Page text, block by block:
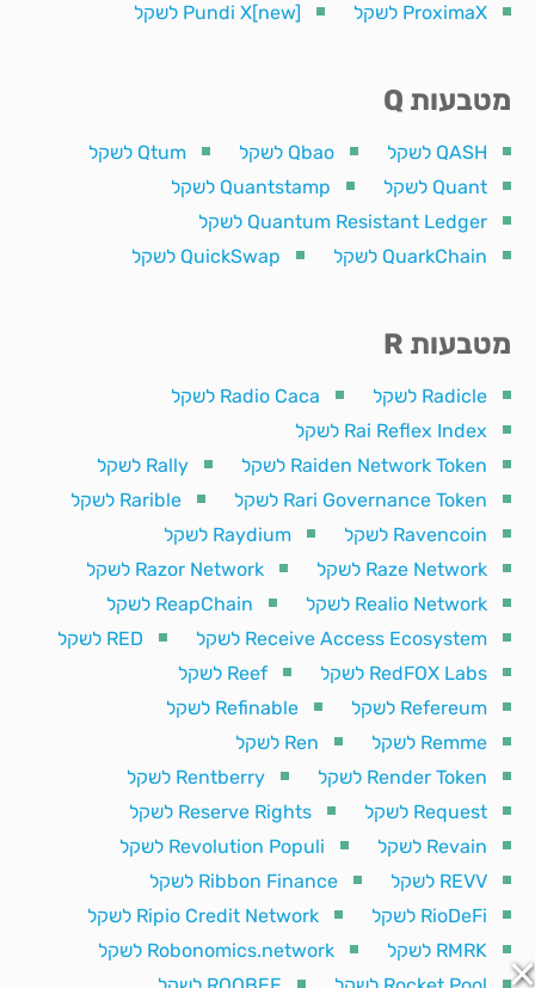
ProximaX לשקל
Pundi X[new] לשקל
מטבעות Q
QASH לשקל Qbao לשקל
Qtum לשקל
Quant לשקל
Quantstamp לשקל
Quantum Resistant Ledger לשקל
QuarkChain לשקל
QuickSwap לשקל
מטבעות R
Radicle לשקל
Radio Caca לשקל
Rai Reflex Index לשקל
Raiden Network Token לשקל
Rally לשקל
Rari Governance Token לשקל
Rarible לשקל
Ravencoin לשקל
Raydium לשקל
Raze Network לשקל
Razor Network לשקל
Realio Network לשקל
ReapChain לשקל
Receive Access Ecosystem לשקל
RED לשקל
RedFOX Labs לשקל
Reef לשקל
Refereum לשקל
Refinable לשקל
Remme לשקל
Ren לשקל
Render Token לשקל
Rentberry לשקל
Request לשקל
Reserve Rights לשקל
Revain לשקל
Revolution Populi לשקל
REVV לשקל
Ribbon Finance לשקל
RioDeFi לשקל
Ripio Credit Network לשקל
RMRK לשקל
Robonomics.network לשקל